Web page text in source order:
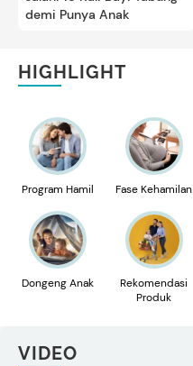
demi Punya Anak
HIGHLIGHT
Program Hamil Fase Kehamilan
Dongeng Anak
Rekomendasi
Produk
VIDEO